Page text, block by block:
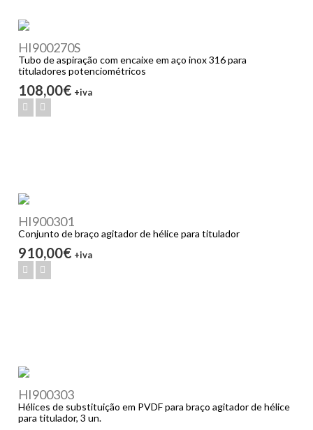
HI900270S
Tubo de aspiração com encaixe em aço inox 316 para
tituladores potenciométricos
108,00€ +iva
HI900301
Conjunto de braço agitador de hélice para titulador
910,00€ +iva
HI900303
Hélices de substituição em PVDF para braço agitador de hélice
para titulador, 3 un.